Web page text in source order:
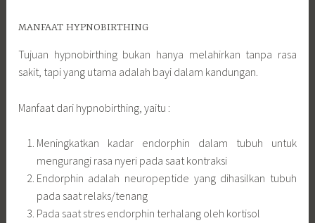
MANFAAT HYPNOBIRTHING
Tujuan hypnobirthing bukan hanya melahirkan tanpa rasa
sakit, tapi yang utama adalah bayi dalam kandungan.
Manfaat dari hypnobirthing, yaitu :
Meningkatkan kadar endorphin dalam tubuh untuk
mengurangi rasa nyeri pada saat kontraksi
Endorphin adalah neuropeptide yang dihasilkan tubuh
pada saat relaks/tenang
Pada saat stres endorphin terhalang oleh kortisol